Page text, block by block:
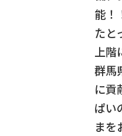
能！
たと
上階
群馬
に貢
ぱい
まを